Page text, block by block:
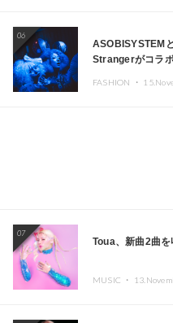
06
ASOBISYSTEM
Strangerがコラ
FASHION ・
07
Toua、新曲2曲
MUSIC ・